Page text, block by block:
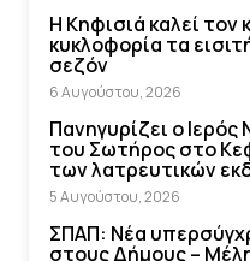
Η Κηφισιά καλεί τον
κυκλοφορία τα
σεζόν
6 Αυγούστου, 2026
Πανηγυρίζει ο
του Σωτήρος στο
των λατρευτικών
5 Αυγούστου, 2026
ΣΠΑΠ: Νέα
στους Δήμους –